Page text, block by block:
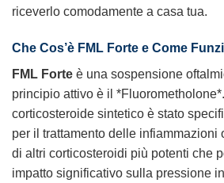
riceverlo comodamente a casa tua.
Che Cos’è FML Forte e Come
FML Forte è una sospensione
principio attivo è il
corticosteroide sintetico è stato
per il trattamento delle infiammazioni
di altri corticosteroidi più potenti che
impatto significativo sulla pressione